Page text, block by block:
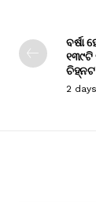
ବର୍ଷା
୧୩୯ଟି
ଚିହ୍ନଟ
2